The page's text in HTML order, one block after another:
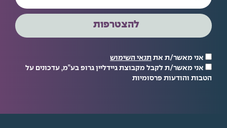
אני מאשר/ת את תנאי השימוש
אני מאשר/ת לקבל מקבוצת גיידליין גרופ בע"מ, עדכונים על
הטבות והודעות פרסומיות
להצטרפות